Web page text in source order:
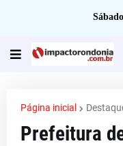
Página inicial
Prefeitura